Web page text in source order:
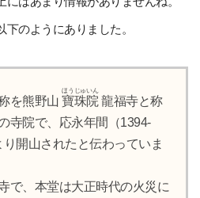
のようにありました。
を熊野山 寶珠院
ほうじゅいん
龍福寺と称
寺院で、応永年間（1394-
り開山されたと伝わっていま
で、本堂は大正時代の火災に